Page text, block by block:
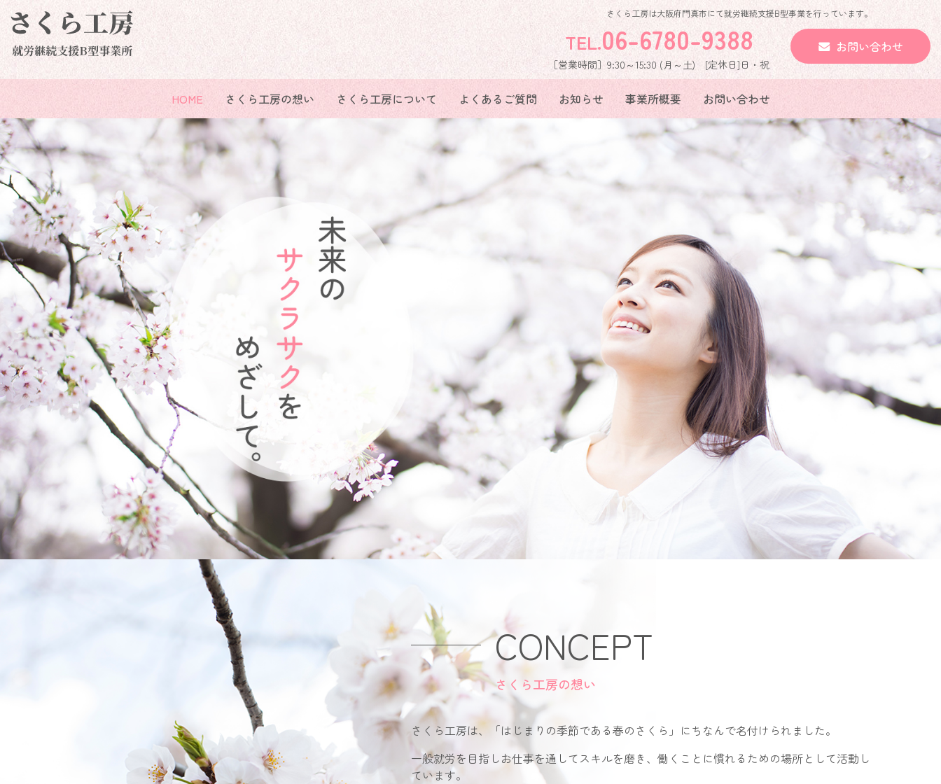
さくら工房は大阪府門真市にて就労継続支援B型事業を行っています。
TEL.06-6780-9388
［営業時間］9:30～15:30 (月～土) [定休日]日・祝
お問い合わせ
HOME さくら工房の想い さくら工房について よくあるご質問 お知らせ 事業所概要 お問い合わせ
CONCEPT
さくら工房の想い
さくら工房は、「はじまりの季節である春のさくら」にちなんで名付けられました。
一般就労を目指しお仕事を通してスキルを磨き、働くことに慣れるための場所として活動し
ています。